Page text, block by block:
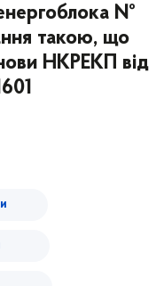
№
такою, що
НКРЕКП від